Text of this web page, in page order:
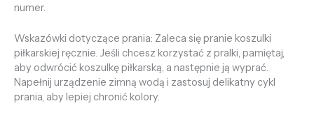
numer.
Wskazówki dotyczące prania: Zaleca się pranie koszulki
piłkarskiej ręcznie. Jeśli chcesz korzystać z pralki, pamiętaj,
aby odwrócić koszulkę piłkarską, a następnie ją wyprać.
Napełnij urządzenie zimną wodą i zastosuj delikatny cykl
prania, aby lepiej chronić kolory.